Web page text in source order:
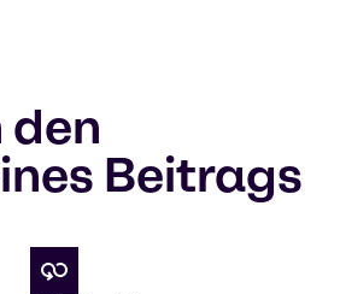
den
Beitrags